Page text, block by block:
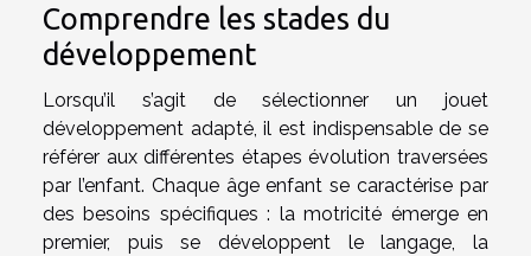
Comprendre les stades du
développement
Lorsqu’il s’agit de sélectionner un jouet
développement adapté, il est indispensable de se
référer aux différentes étapes évolution traversées
par l’enfant. Chaque âge enfant se caractérise par
des besoins spécifiques : la motricité émerge en
premier, puis se développent le langage, la